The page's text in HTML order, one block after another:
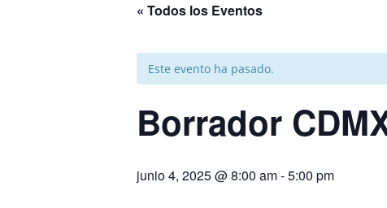
« Todos los Eventos
Este evento ha pasado.
Borrador
junio 4, 2025 @ 8:00 am-5:00 pm